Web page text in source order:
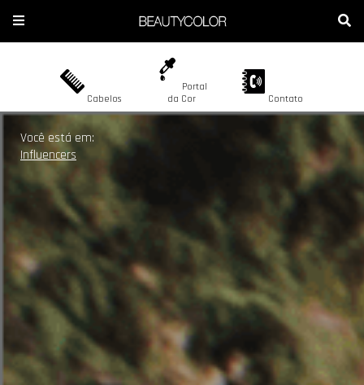
A BEAUTYCOLOR
CONTATO
ONDE ENCONTRAR
SEJA REVENDEDOR
COMPRAR AGORA
COLORAÇÃO
DESCOLORAÇÃO
CORES
Blog Beautycolor
Cabelos
Portal
da Cor
Contato
Você está em:
Influencers